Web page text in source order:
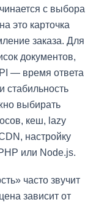
с выбора
это карточка
заказа. Для
документов,
— время ответа
стабильность
выбирать
кеш, lazy
настройку
или Node.js.
часто звучит
зависит от